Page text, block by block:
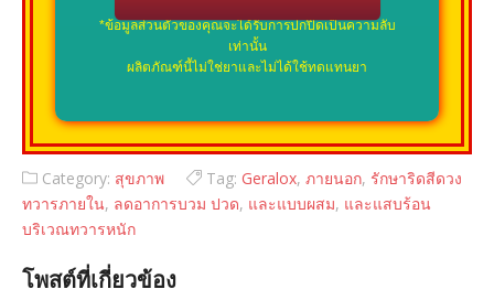
*ข้อมูลส่วนตัวของคุณจะได้รับการปกปิดเป็นความลับ
เท่านั้น
ผลิตภัณฑ์นี้ไม่ใช่ยาและไม่ได้ใช้ทดแทนยา
Category: สุขภาพ Tag: Geralox, ภายนอก, รักษาริดสีดวง
ทวารภายใน, ลดอาการบวม ปวด, และแบบผสม, และแสบร้อน
บริเวณทวารหนัก
โพสต์ที่เกี่ยวข้อง